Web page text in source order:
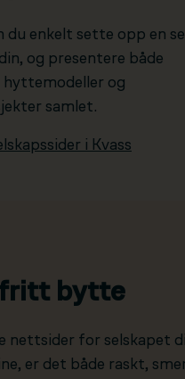
du enkelt sette opp en
og presentere både
hyttemodeller og
samlet.
i Kvass
bytte
nettsider for selskapet
er det både raskt,